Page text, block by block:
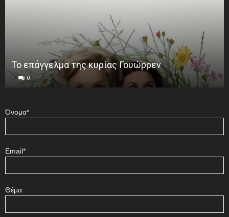
Το επάγγελμα της κυρίας Γουώρρεν
0
Όνομα*
Email*
Θέμα